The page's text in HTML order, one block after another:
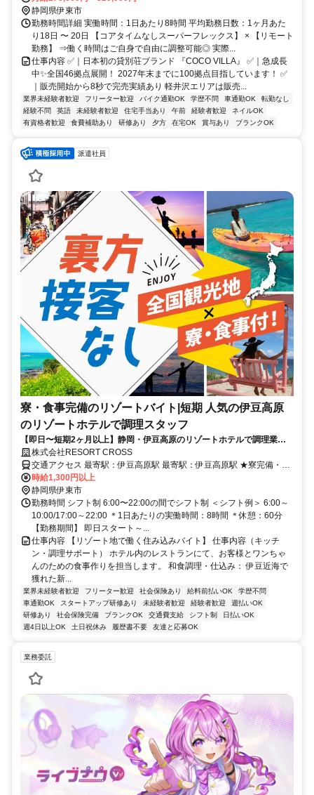
静岡県伊東市
勤務時間詳細 実働時間：1日あたり8時間 平均勤務日数：1ヶ月あた
り18日 〜 20日 【コアタイムなしスーパーフレックス】 × 【リモート
勤務】 ⇒働く時間はご⾃⾝で⾃由に調整可能◎ 実際...
仕事内容 ✅｜日本初の貸別荘ブランド 『COCO VILLA』 ✅｜急成⻑
中✨全国46拠点展開！ 2027年末までに100拠点⽬指しています！ ✅
｜販売開始から8秒で完売実績あり 軽井沢エリアは販売...
業界未経験者歓迎 フリーター歓迎 バイク通勤OK 学歴不問 車通勤OK
転勤なし
経験不問
英語 未経験者歓迎 住宅手当あり 午前 経験者歓迎
ネイルOK
有資格者歓迎
食費補助あり 研修あり 夕方 在宅OK 賞与あり ブランクOK
派遣社員
寮・食事完備のリゾートバイト|短期 人気の伊豆高原
のリゾートホテルで調理スタッフ
【即日〜短期2ヶ月以上】静岡・伊豆高原のリゾートホテルで調理業務
の住み込みリゾートバイト！愛犬家が集う人気ホテルで調理スタッフの
募集です！
株式会社RESORT CROSS
交通アクセス 最寄駅：伊豆高原駅 最寄駅：伊豆高原駅 ★寮完備・赴
任交通費支給！ 【東京方面より】 新幹線で熱海駅 熱海駅→伊豆高原
駅 伊豆高原駅よりバスで15分 ※ご自宅からの通勤も相談OK！住み込
みを希望されない場合もお気軽にご相談ください。
時給1,300円以上
静岡県伊東市
勤務時間 シフト制 6:00〜22:00の間でシフト制 ＜シフト例＞ 6:00～
10:00/17:00～22:00 ＊1日あたりの実働時間：8時間 ＊休憩：60分
【勤務期間】 即日スタート～...
仕事内容 【リゾート地で働く住み込みバイト】 仕事内容（キッチ
ン・調理サポート） ホテル内のレストランにて、お客様とワンちゃ
んのための食事作りを担当します。 和食調理・仕込み： 伊豆近海で
獲れた新...
業界未経験者歓迎 フリーター歓迎 社会保険あり 給料前払いOK
学歴不問
車通勤OK
スタートアップ研修あり 未経験者歓迎 経験者歓迎
週払いOK
研修あり
社会保険完備 ブランクOK 交通費支給 シフト制
日払いOK
週4日以上OK
土日祝休み 履歴書不要 友達と応募OK
業務委託